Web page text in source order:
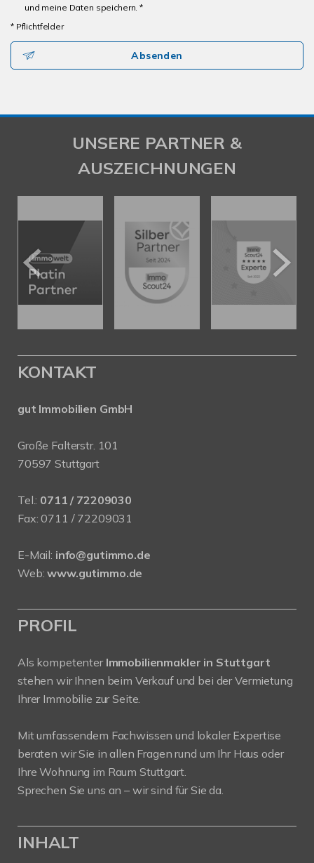
und meine Daten speichern. *
* Pflichtfelder
Absenden
UNSERE PARTNER &
AUSZEICHNUNGEN
KONTAKT
gut Immobilien GmbH
Große Falterstr. 101
70597 Stuttgart
Tel.: 0711 / 72209030
Fax: 0711 / 72209031
E-Mail: info@gutimmo.de
Web:www.gutimmo.de
PROFIL
Als kompetenter Immobilienmakler in Stuttgart
stehen wir Ihnen beim Verkauf und bei der Vermietung
Ihrer Immobilie zur Seite.
Mit umfassendem Fachwissen und lokaler Expertise
beraten wir Sie in allen Fragen rund um Ihr Haus oder
Ihre Wohnung im Raum Stuttgart.
Sprechen Sie uns an – wir sind für Sie da.
INHALT